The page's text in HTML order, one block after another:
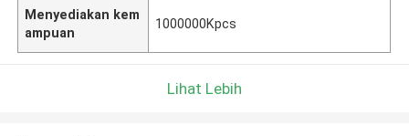
Menyediakan kem
ampuan
1000000Kpcs
Lihat Lebih